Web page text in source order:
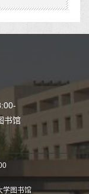
书馆
人工服务时间
22:00（兴隆山
学图书馆